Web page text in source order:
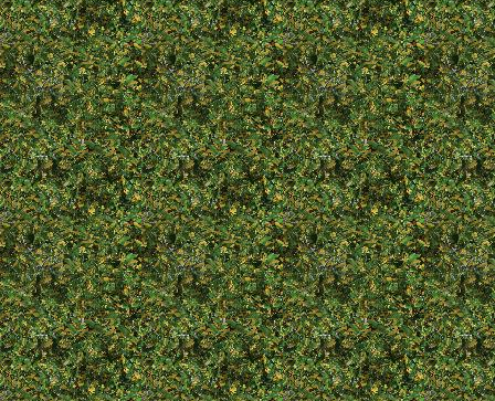
D�enka
* . .1987 + . .2003
Alf��ek